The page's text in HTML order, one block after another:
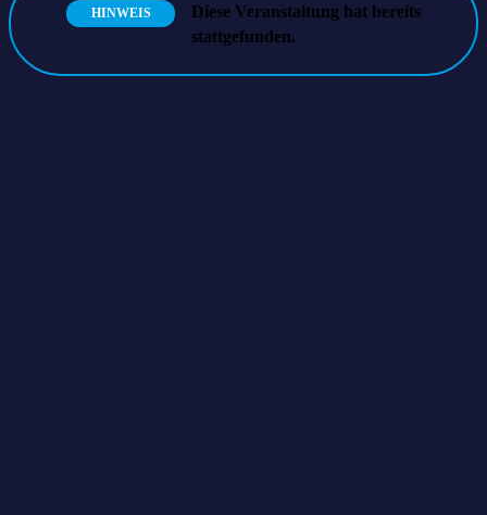
HINWEIS
Diese Veranstaltung hat bereits
stattgefunden.